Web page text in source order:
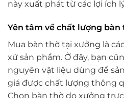
này xuất phát từ các lợi ích
Yên tâm về chất lượng bàn
Mua bàn thờ tại xưởng là
xứ sản phẩm. Ở đây, bạn
nguyên vật liệu dùng để
giá được chất lượng thông
Chọn bàn thờ do xưởng